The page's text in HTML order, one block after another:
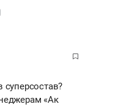
суперсостав?
«Ак